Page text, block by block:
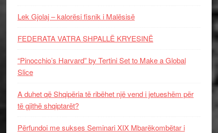
Lek Gjolaj – kalorësi fisnik i Malësisë
FEDERATA VATRA SHPALLË KRYESINË
“Pinocchio’s Harvard” by Tertini Set to Make a Global
Slice
A duhet që Shqipëria të ribëhet një vend i jetueshëm për
të gjithë shqiptarët?
Përfundoi me sukses Seminari XIX Mbarëkombëtar i